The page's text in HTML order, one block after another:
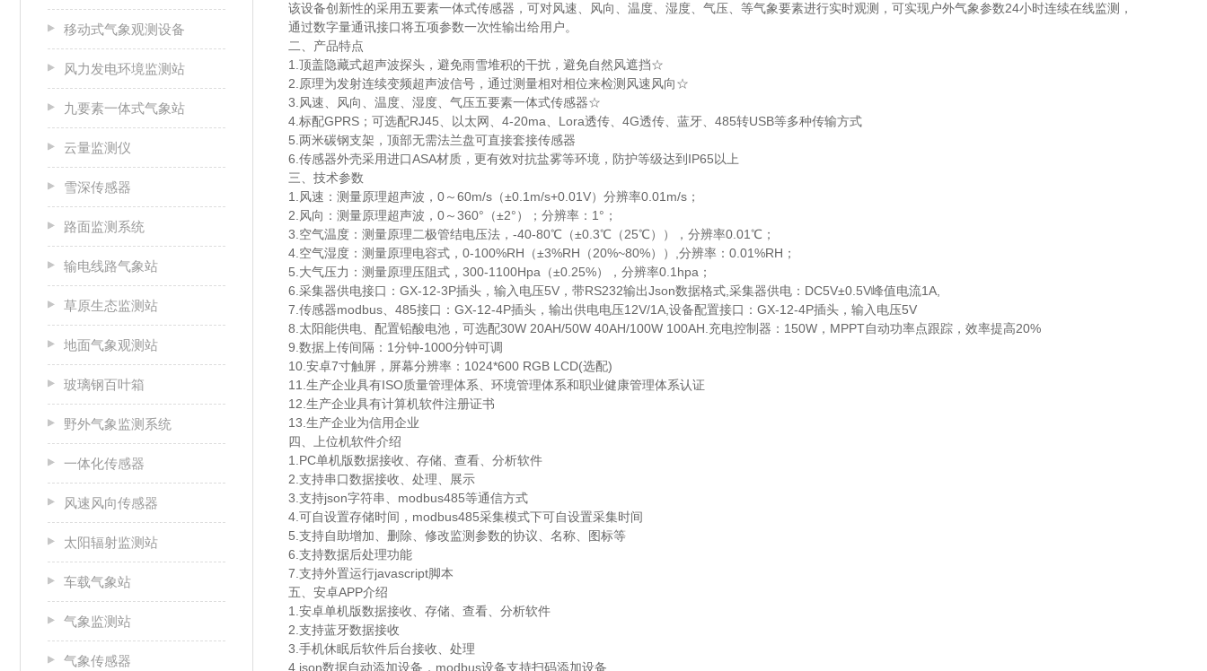
移动式气象观测设备
风力发电环境监测站
九要素一体式气象站
云量监测仪
雪深传感器
路面监测系统
输电线路气象站
草原生态监测站
地面气象观测站
玻璃钢百叶箱
野外气象监测系统
一体化传感器
风速风向传感器
太阳辐射监测站
车载气象站
气象监测站
气象传感器
该设备创新性的采用五要素一体式传感器，可对风速、风向、温度、湿度、气压、等气象要素进行实时观测，可实现户外气象参数24小时连续在线监测，
通过数字量通讯接口将五项参数一次性输出给用户。
二、产品特点
1.顶盖隐藏式超声波探头，避免雨雪堆积的干扰，避免自然风遮挡☆
2.原理为发射连续变频超声波信号，通过测量相对相位来检测风速风向☆
3.风速、风向、温度、湿度、气压五要素一体式传感器☆
4.标配GPRS；可选配RJ45、以太网、4-20ma、Lora透传、4G透传、蓝牙、485转USB等多种传输方式
5.两米碳钢支架，顶部无需法兰盘可直接套接传感器
6.传感器外壳采用进口ASA材质，更有效对抗盐雾等环境，防护等级达到IP65以上
三、技术参数
1.风速：测量原理超声波，0～60m/s（±0.1m/s+0.01V）分辨率0.01m/s；
2.风向：测量原理超声波，0～360°（±2°）；分辨率：1°；
3.空气温度：测量原理二极管结电压法，-40-80℃（±0.3℃（25℃）），分辨率0.01℃；
4.空气湿度：测量原理电容式，0-100%RH（±3%RH（20%~80%））,分辨率：0.01%RH；
5.大气压力：测量原理压阻式，300-1100Hpa（±0.25%），分辨率0.1hpa；
6.采集器供电接口：GX-12-3P插头，输入电压5V，带RS232输出Json数据格式,采集器供电：DC5V±0.5V峰值电流1A,
7.传感器modbus、485接口：GX-12-4P插头，输出供电电压12V/1A,设备配置接口：GX-12-4P插头，输入电压5V
8.太阳能供电、配置铅酸电池，可选配30W 20AH/50W 40AH/100W 100AH.充电控制器：150W，MPPT自动功率点跟踪，效率提高20%
9.数据上传间隔：1分钟-1000分钟可调
10.安卓7寸触屏，屏幕分辨率：1024*600 RGB LCD(选配)
11.生产企业具有ISO质量管理体系、环境管理体系和职业健康管理体系认证
12.生产企业具有计算机软件注册证书
13.生产企业为信用企业
四、上位机软件介绍
1.PC单机版数据接收、存储、查看、分析软件
2.支持串口数据接收、处理、展示
3.支持json字符串、modbus485等通信方式
4.可自设置存储时间，modbus485采集模式下可自设置采集时间
5.支持自助增加、删除、修改监测参数的协议、名称、图标等
6.支持数据后处理功能
7.支持外置运行javascript脚本
五、安卓APP介绍
1.安卓单机版数据接收、存储、查看、分析软件
2.支持蓝牙数据接收
3.手机休眠后软件后台接收、处理
4.json数据自动添加设备，modbus设备支持扫码添加设备